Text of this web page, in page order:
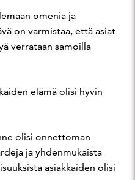
omenia ja
on varmistaa, että asiat
verrataan samoilla
elämä olisi hyvin
olisi onnettoman
ja yhdenmukaista
asiakkaiden olisi